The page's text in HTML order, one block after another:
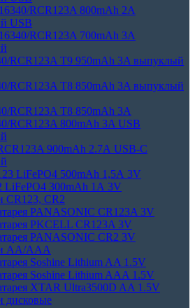
RCR123A 800mAh 2А
USB
RCR123A 700mAh 3A
RCR123A T9 950mAh 3A выпуклый
RCR123A T8 850mAh 3A выпуклый
RCR123A T8 850mAh 3A
RCR123A 800mAh 3A USB
900mAh 2.7А USB-C
LiFePO4 500mAh 1,5А 3V
LiFePO4 300mAh 1А 3V
CR123, CR2
PANASONIC CR123A 3V
PKCELL CR123A 3V
PANASONIC CR2 3V
АА/ААА
Soshine Lithium AA 1.5V
Soshine Lithium AAA 1.5V
XTAR Ultra3500D AA 1.5V
дисковые